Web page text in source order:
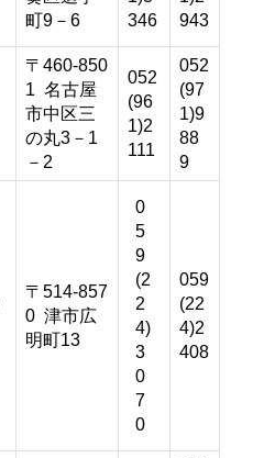
町9－6
346
943
〒460-850
1 名古屋
市中区三
の丸3－1
－2
052
(96
1)2
111
052
(97
1)9
88
9
〒514-857
0 津市広
明町13
0
5
9
(2
2
4)
3
0
7
0
059
(22
4)2
408